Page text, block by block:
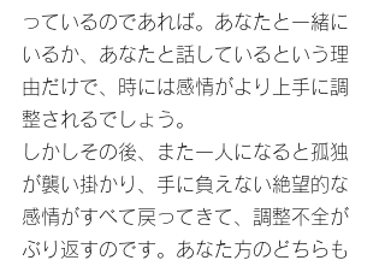
っているのであれば。あなたと一緒に
いるか、あなたと話しているという理
由だけで、時には感情がより上手に調
整されるでしょう。
しかしその後、また一人になると孤独
が襲い掛かり、手に負えない絶望的な
感情がすべて戻ってきて、調整不全が
ぶり返すのです。あなた方のどちらも